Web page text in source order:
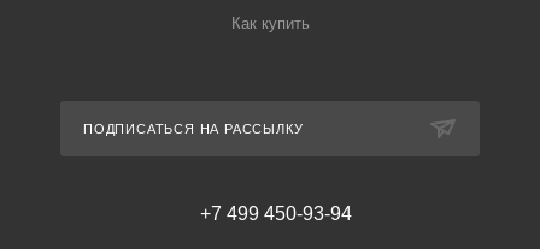
Как купить
ПОДПИСАТЬСЯ НА РАССЫЛКУ
+7 499 450-93-94